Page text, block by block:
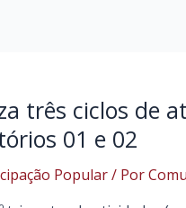
três ciclos de
01 e 02
Popular/ Por